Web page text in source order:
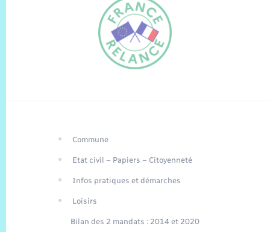
Traduction du
EN
Commune
Etat civil – Papiers – Citoyenneté
Infos pratiques et démarches
Loisirs
Bilan des 2 mandats : 2014 et 2020